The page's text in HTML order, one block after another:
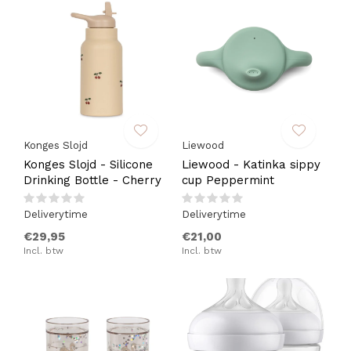
Konges Slojd
Konges Slojd - Silicone
Drinking Bottle - Cherry
Deliverytime
€29,95
Incl. btw
Liewood
Liewood - Katinka sippy
cup Peppermint
Deliverytime
€21,00
Incl. btw